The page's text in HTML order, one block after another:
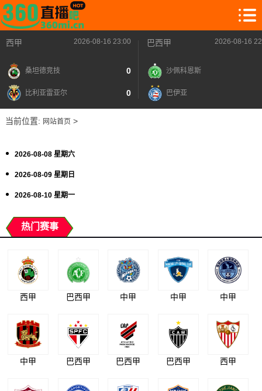
西甲 2026-08-16 23:00
桑坦德竞技 0
比利亚雷亚尔 0
巴西甲 2026-08-16
沙佩科恩斯
巴伊亚
当前位置: 网站首页>
2026-08-08 星期六
2026-08-09 星期日
2026-08-10 星期一
热门赛事
西甲 巴西甲 中甲 中甲 中甲
中甲 巴西甲 巴西甲 巴西甲 西甲